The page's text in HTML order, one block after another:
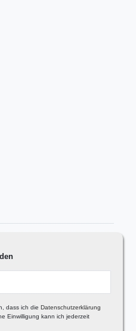
dass ich die Daten­schutz­erklärung
Einwilligung kann ich jederzeit